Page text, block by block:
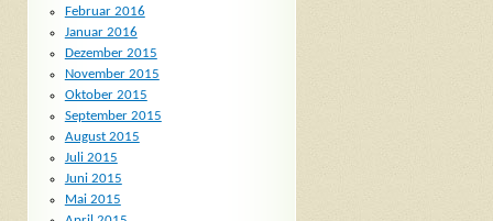
Februar 2016
Januar 2016
Dezember 2015
November 2015
Oktober 2015
September 2015
August 2015
Juli 2015
Juni 2015
Mai 2015